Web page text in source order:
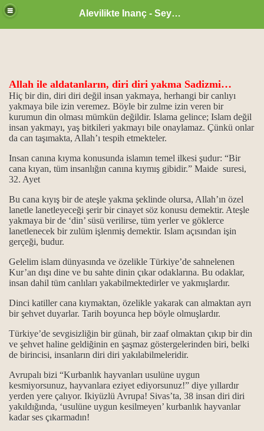
Alevilikte Inanç - Seyyid Hakkı
Allah ile aldatanların, diri diri yakma Sadizmi…
Hiç bir din, diri diri değil insan yakmaya, herhangi bir canlıyı
yakmaya bile izin veremez. Böyle bir zulme izin veren bir
kurumun din olması mümkün değildir. Islama gelince; Islam değil
insan yakmayı, yaş bitkileri yakmayı bile onaylamaz. Çünkü onlar
da can taşımakta, Allah’ı tespih etmekteler.
Insan canına kıyma konusunda islamın temel ilkesi şudur: “Bir
cana kıyan, tüm insanlığın canına kıymış gibidir.” Maide suresi,
32. Ayet
Bu cana kıyış bir de ateşle yakma şeklinde olursa, Allah’ın özel
lanetle lanetleyeceği şerir bir cinayet söz konusu demektir. Ateşle
yakmaya bir de ‘din’ süsü verilirse, tüm yerler ve göklerce
lanetlenecek bir zulüm işlenmiş demektir. Islam açısından işin
gerçeği, budur.
Gelelim islam dünyasında ve özelikle Türkiye’de sahnelenen
Kur’an dışı dine ve bu sahte dinin çıkar odaklarına. Bu odaklar,
insan dahil tüm canlıları yakabilmektedirler ve yakmışlardır.
Dinci katiller cana kıymaktan, özelikle yakarak can almaktan ayrı
bir şehvet duyarlar. Tarih boyunca hep böyle olmuşlardır.
Türkiye’de sevgisizliğin bir günah, bir zaaf olmaktan çıkıp bir din
ve şehvet haline geldiğinin en şaşmaz göstergelerinden biri, belki
de birincisi, insanların diri diri yakılabilmeleridir.
Avrupalı bizi “Kurbanlık hayvanları usulüne uygun
kesmiyorsunuz, hayvanlara eziyet ediyorsunuz!” diye yıllardır
yerden yere çalıyor. Ikiyüzlü Avrupa! Sivas’ta, 38 insan diri diri
yakıldığında, ‘usulüne uygun kesilmeyen’ kurbanlık hayvanlar
kadar ses çıkarmadın!
Hüsna
konumu…
ve Dar çeşitleri...
kavramları